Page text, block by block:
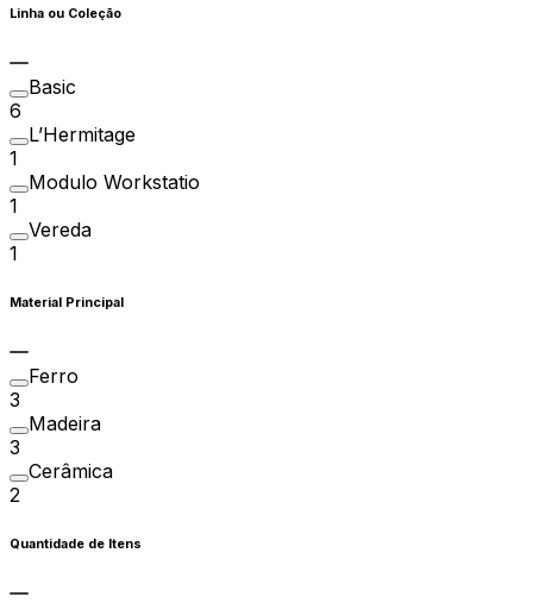
Linha ou Coleção
Basic
6
L’Hermitage
1
Modulo Workstatio
1
Vereda
1
Material Principal
Ferro
3
Madeira
3
Cerâmica
2
Quantidade de Itens